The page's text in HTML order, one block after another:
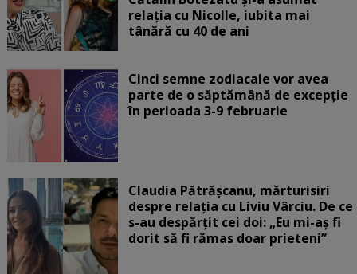
relația cu Nicolle, iubita mai
tânără cu 40 de ani
Cinci semne zodiacale vor avea
parte de o săptămână de excepție
în perioada 3-9 februarie
Claudia Pătrășcanu, mărturisiri
despre relația cu Liviu Vârciu. De ce
s-au despărțit cei doi: „Eu mi-aș fi
dorit să fi rămas doar prieteni”